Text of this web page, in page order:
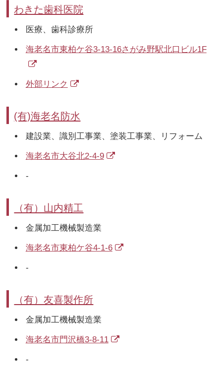
わきた歯科医院
医療、歯科診療所
海老名市東柏ケ谷3-13-16さがみ野駅北口ビル1F
外部リンク
(有)海老名防水
建設業、識別工事業、塗装工事業、リフォーム
海老名市大谷北2-4-9
-
（有）山内精工
金属加工機械製造業
海老名市東柏ケ谷4-1-6
-
（有）友喜製作所
金属加工機械製造業
海老名市門沢橋3-8-11
-